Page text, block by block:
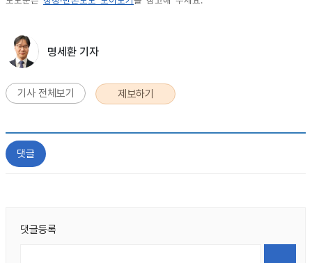
명세환 기자
기사 전체보기 제보하기
댓글
댓글등록